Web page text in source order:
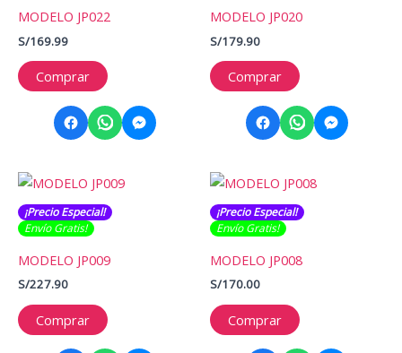
MODELO JP022
S/169.99
Comprar
MODELO JP020
S/179.90
Comprar
¡Precio Especial!
Envío Gratis​​​!
MODELO JP009
S/227.90
Comprar
¡Precio Especial!
Envío Gratis​​​!
MODELO JP008
S/170.00
Comprar